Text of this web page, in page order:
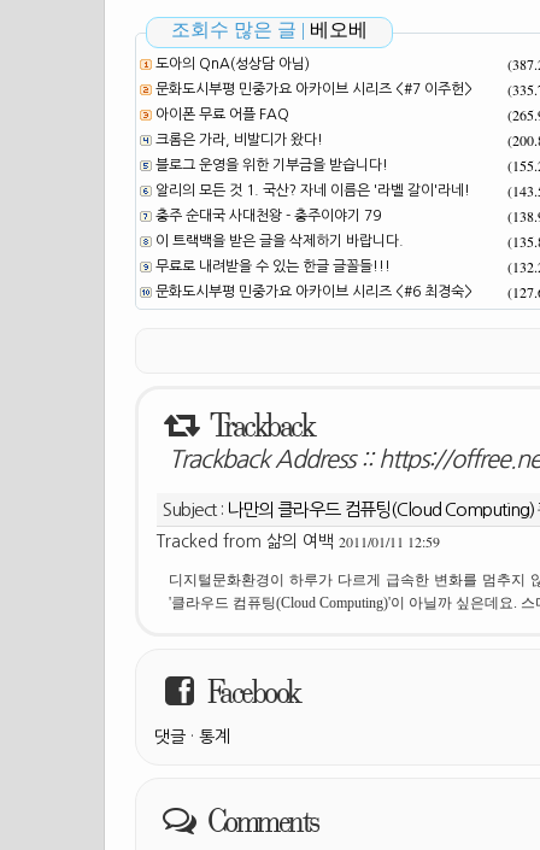
조회수 많은 글 | 베오베
도아의 QnA(성상담 아님)
문화도시부평 민중가요 아카이브 시리즈 <#7 이주헌>
아이폰 무료 어플 FAQ
크롬은 가라, 비발디가 왔다!
블로그 운영을 위한 기부금을 받습니다!
알리의 모든 것 1. 국산? 자네 이름은 '라벨 갈이'라네!
충주 순대국 사대천왕 - 충주이야기 79
이 트랙백을 받은 글을 삭제하기 바랍니다.
무료로 내려받을 수 있는 한글 글꼴들!!!
문화도시부평 민중가요 아카이브 시리즈 <#6 최경숙>
Trackback
Trackback Address :: https://
Subject : 나만의 클라우드 컴퓨팅(Cloud Computing)
Tracked from 삶의 여백 2011/01/11 12:59
디지털문화환경이 하루가 다르게 급속한 변화를 멈추지
'클라우드 컴퓨팅(Cloud Computing)'이 아닐까 싶은데요. 스
Facebook
댓글 · 통계
Comments